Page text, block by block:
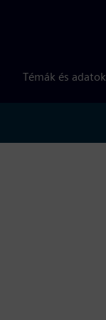
Témák és adatok